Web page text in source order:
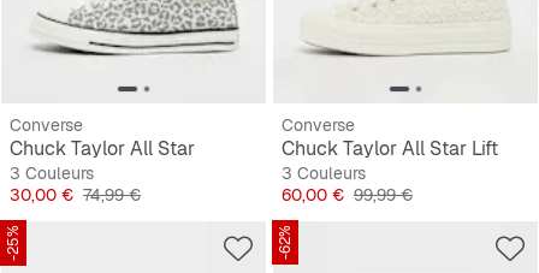
Converse
Chuck Taylor All Star
3 Couleurs
Prix
30,00 € Prix original
74,99 €
Converse
Chuck Taylor All Star Lift
3 Couleurs
Prix
60,00 € Prix original
99,99 €
-25% -62%